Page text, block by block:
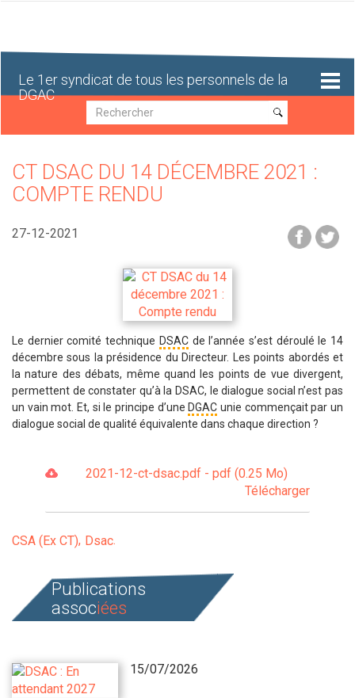
Le 1er syndicat de tous les personnels de la
DGAC
Recherche
Recherche
CT DSAC DU 14 DÉCEMBRE 2021 :
COMPTE RENDU
27-12-2021
Le dernier comité technique DSACde l’année s’est déroulé le 14
décembre sous la présidence du Directeur. Les points abordés et
la nature des débats, même quand les points de vue divergent,
permettent de constater qu’à la DSAC, le dialogue social n’est pas
un vain mot. Et, si le principe d’une DGAC unie commençaitpar un
dialogue social de qualité équivalente dans chaque direction ?
2021-12-ct-dsac.pdf - pdf (0.25 Mo)
Télécharger
CSA (Ex CT) Dsac
Publications
associées
15/07/2026